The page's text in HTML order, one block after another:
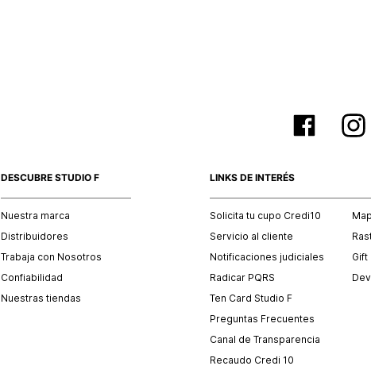
DESCUBRE STUDIO F
Nuestra marca
Distribuidores
Trabaja con Nosotros
Confiabilidad
Nuestras tiendas
LINKS DE INTERÉS
Solicita tu cupo Credi10
Servicio al cliente
Notificaciones judiciales
Radicar PQRS
Ten Card Studio F
Preguntas Frecuentes
Canal de Transparencia
Recaudo Credi 10
Gift